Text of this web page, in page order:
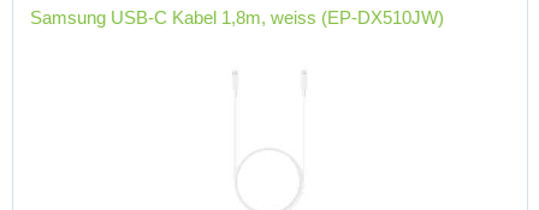
Samsung USB-C Kabel 1,8m, weiss (EP-DX510JW)